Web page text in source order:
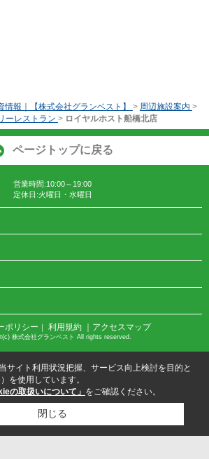
報｜【株式会社グランベスト】 > 周辺施設案内 >
ーレストラン > ロイヤルホスト船橋北店
ページトップに戻る
営業時間:10:00～19:00
定休日:火曜日・水曜日
ポリシー ｜ 利用規約 ｜アクセスマップ
株式会社グランベスト All rights reserved.
サイト利用状況把握、サービス向上検討を目的と
を使用しています。
の取扱いについて」 をご確認ください。
閉じる